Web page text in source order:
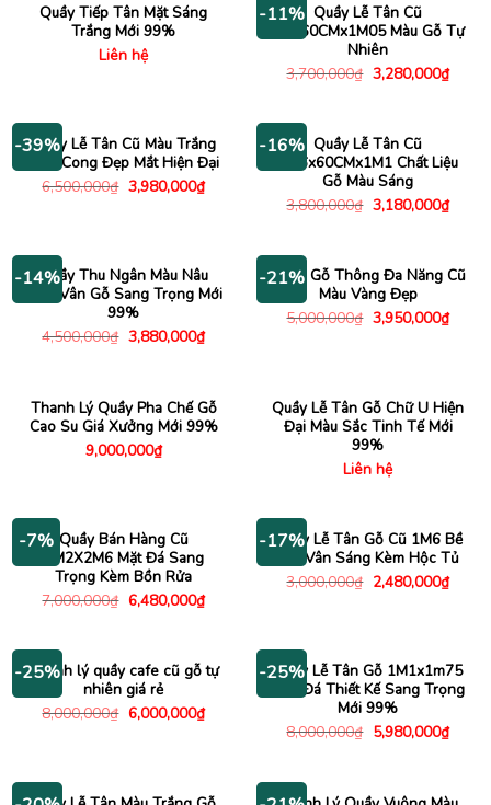
Quầy Tiếp Tân Mặt Sáng
Trắng Mới 99%
Liên hệ
-11% Quầy Lễ Tân Cũ
2Mx60CMx1M05 Màu Gỗ Tự
Nhiên
3,700,000₫ Giá
gốc
3,280,000₫Giá
hiện
-39%
Quầy Lễ Tân Cũ Màu Trắng
Uốn Cong Đẹp Mắt Hiện Đại
6,500,000₫ Giá
gốc
3,980,000₫Giá
hiện
-16% Quầy Lễ Tân Cũ
1M6x60CMx1M1 Chất Liệu
Gỗ Màu Sáng
3,800,000₫ Giá
gốc
3,180,000₫Giá
hiện
-14%Quầy Thu Ngân Màu Nâu
1M6 Vân Gỗ Sang Trọng Mới
99%
4,500,000₫ Giá
gốc
3,880,000₫Giá
hiện
-21%
Quầy Gỗ Thông Đa Năng Cũ
Màu Vàng Đẹp
5,000,000₫ Giá
gốc
3,950,000₫Giá
hiện
Thanh Lý Quầy Pha Chế Gỗ
Cao Su Giá Xưởng Mới 99%
9,000,000₫
Quầy Lễ Tân Gỗ Chữ U Hiện
Đại Màu Sắc Tinh Tế Mới
99%
Liên hệ
-7% Quầy Bán Hàng Cũ
3M2X2M6 Mặt Đá Sang
Trọng Kèm Bồn Rửa
7,000,000₫ Giá
gốc
6,480,000₫Giá
hiện
6,480,000₫.
-17%
Quầy Lễ Tân Gỗ Cũ 1M6 Bề
Mặt Vân Sáng Kèm Hộc Tủ
3,000,000₫ Giá
gốc
2,480,000₫Giá
hiện
-25%
Thanh lý quầy cafe cũ gỗ tự
nhiên giá rẻ
8,000,000₫ Giá
gốc
6,000,000₫Giá
hiện
-25%
Quầy Lễ Tân Gỗ 1M1x1m75
Vân Đá Thiết Kế Sang Trọng
Mới 99%
8,000,000₫ Giá
gốc
5,980,000₫Giá
hiện